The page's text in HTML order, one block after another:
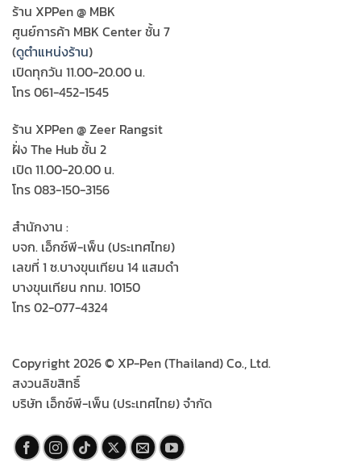
ร้าน XPPen @ MBK
ศูนย์การค้า MBK Center ชั้น 7
(ดูตำแหน่งร้าน)
เปิดทุกวัน 11.00-20.00 น.
โทร 061-452-1545
ร้าน XPPen @ Zeer Rangsit
ฝั่ง The Hub ชั้น 2
เปิด 11.00-20.00 น.
โทร 083-150-3156
สำนักงาน :
บจก. เอ็กซ์พี-เพ็น (ประเทศไทย)
เลขที่ 1 ซ.บางขุนเทียน 14 แสมดำ
บางขุนเทียน กทม. 10150
โทร 02-077-4324
Copyright 2026 © XP-Pen (Thailand) Co., Ltd.
สงวนลิขสิทธิ์
บริษัท เอ็กซ์พี-เพ็น (ประเทศไทย) จำกัด